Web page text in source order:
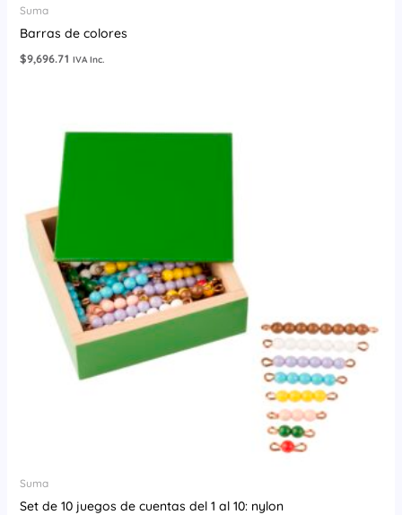
Suma
Barras de colores
$9,696.71 IVA Inc.
Suma
Set de 10 juegos de cuentas del 1 al 10: nylon